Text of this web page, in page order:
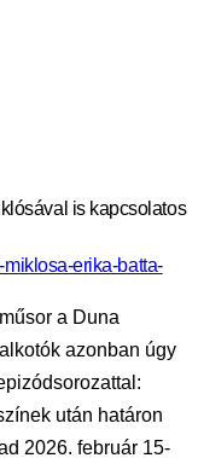
is kapcsolatos
miklosa-erika-batta-
a Duna
azonban úgy
után határon
2026. február 15-